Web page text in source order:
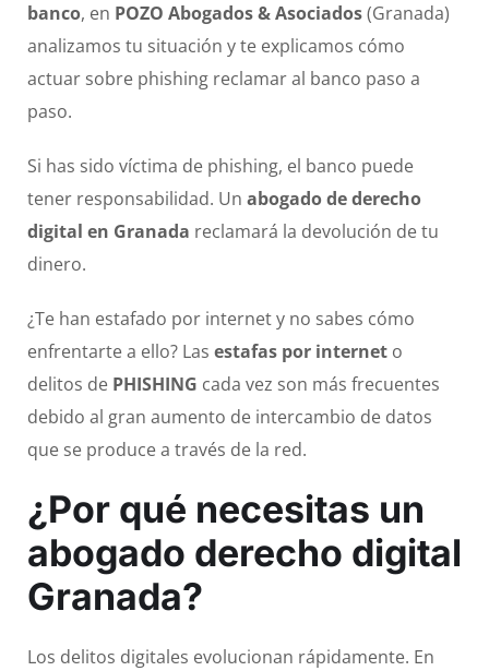
banco, en POZO Abogados & Asociados(Granada)
analizamos tu situación y te explicamos cómo
actuar sobre phishing reclamar al banco paso a
paso.
Si has sido víctima de phishing, el banco puede
tener responsabilidad. Un abogado de derecho
digital en Granada reclamará la devolución de tu
dinero.
¿Te han estafado por internet y no sabes cómo
enfrentarte a ello? Las estafas por internet o
delitos de PHISHING cada vez son más frecuentes
debido al gran aumento de intercambio de datos
que se produce a través de la red.
¿Por qué necesitas un
abogado derecho digital
Granada?
Los delitos digitales evolucionan rápidamente. En